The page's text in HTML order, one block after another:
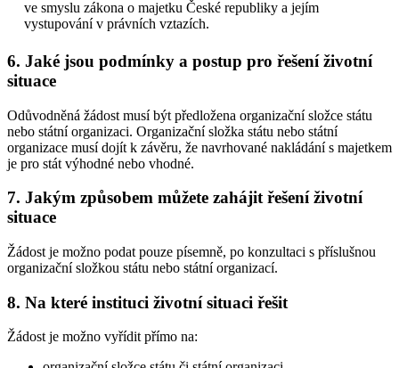
ve smyslu zákona o majetku České republiky a jejím
vystupování v právních vztazích.
6. Jaké jsou podmínky a postup pro řešení životní
situace
Odůvodněná žádost musí být předložena organizační složce státu
nebo státní organizaci. Organizační složka státu nebo státní
organizace musí dojít k závěru, že navrhované nakládání s majetkem
je pro stát výhodné nebo vhodné.
7. Jakým způsobem můžete zahájit řešení životní
situace
Žádost je možno podat pouze písemně, po konzultaci s příslušnou
organizační složkou státu nebo státní organizací.
8. Na které instituci životní situaci řešit
Žádost je možno vyřídit přímo na: